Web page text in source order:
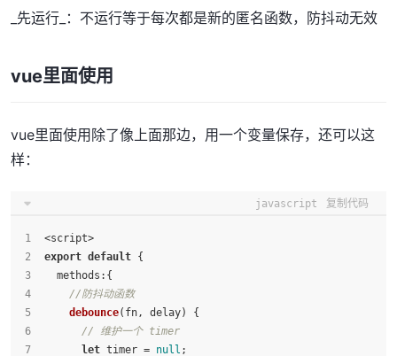
_先运行_：不运行等于每次都是新的匿名函数，防抖动无效
vue里面使用
vue里面使用除了像上面那边，用一个变量保存，还可以这
样：
javascript 复制代码
<script>
export default {
methods :{
//防抖动函数
debounce( fn, delay) {
// 维护一个 timer
let timer = null ;